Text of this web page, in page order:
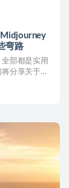
弯路
部都是实用
分享关于